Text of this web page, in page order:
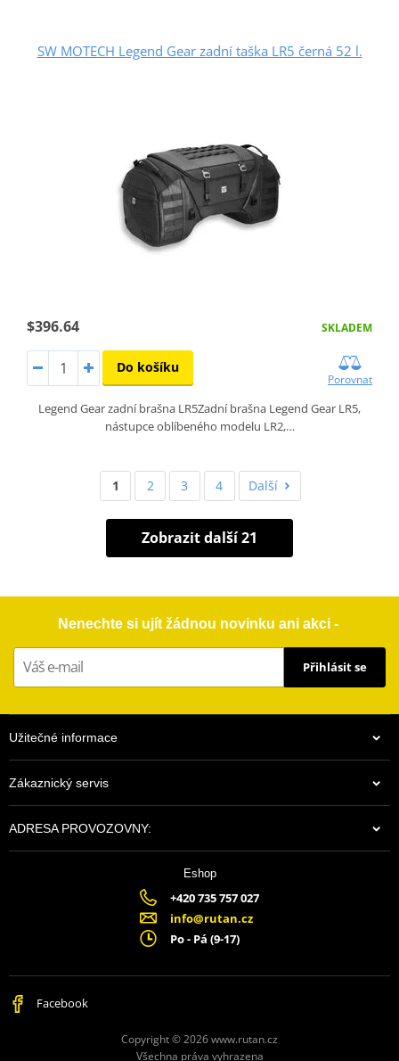
SW MOTECH Legend Gear zadní taška LR5 černá 52 l.
$396.64 SKLADEM
Do košíku
Porovnat
Legend Gear zadní brašna LR5Zadní brašna Legend Gear LR5,
nástupce oblíbeného modelu LR2,…
1 2 3 4 Další
Zobrazit další 21
Nenechte si ujít žádnou novinku ani akci -
Přihlásit se
Užitečné informace
Zákaznický servis
ADRESA PROVOZOVNY:
Eshop
+420 735 757 027
info@rutan.cz
Po - Pá (9-17)
Facebook
Copyright © 2026 www.rutan.cz
Všechna práva vyhrazena